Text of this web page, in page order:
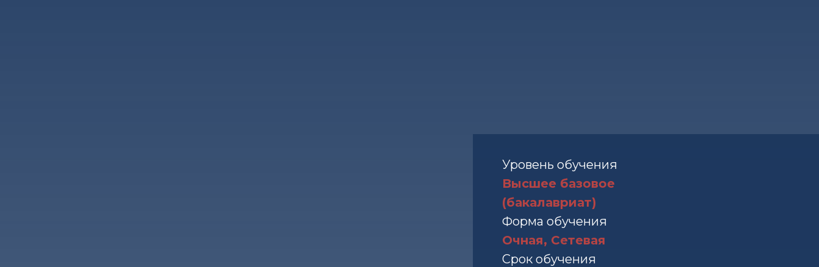
Уровень обучения
Высшее базовое
(бакалавриат)
Форма обучения
Очная, Сетевая
Срок обучения